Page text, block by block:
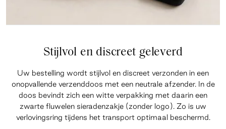
Stijlvol en discreet geleverd
Uw bestelling wordt stijlvol en discreet verzonden in een
onopvallende verzenddoos met een neutrale afzender. In de
doos bevindt zich een witte verpakking met daarin een
zwarte fluwelen sieradenzakje (zonder logo). Zo is uw
verlovingsring tijdens het transport optimaal beschermd.